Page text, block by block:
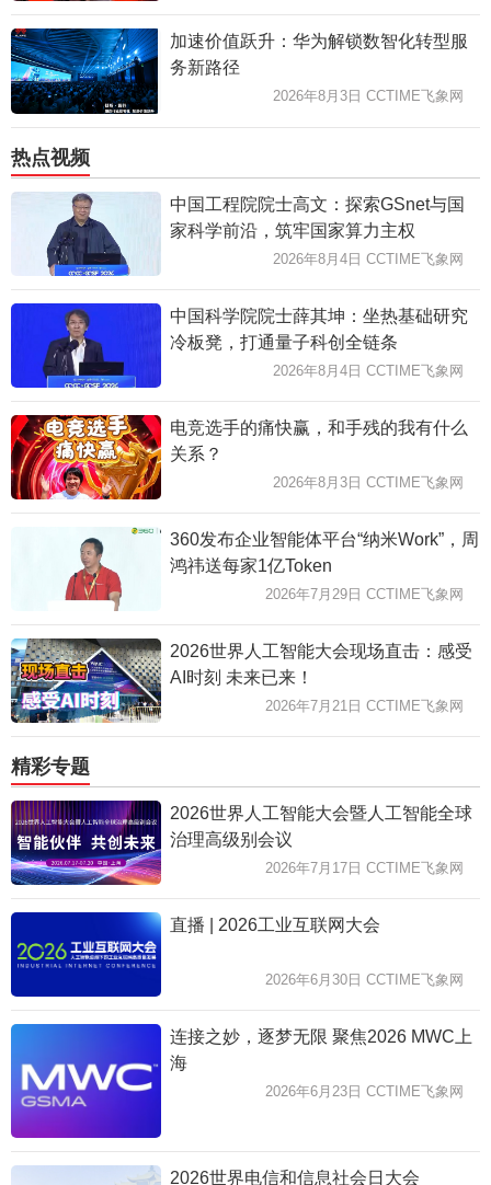
加速价值跃升：华为解锁数智化转型服
务新路径
2026年8月3日 CCTIME飞象网
热点视频
中国工程院院士高文：探索GSnet与国
家科学前沿，筑牢国家算力主权
2026年8月4日 CCTIME飞象网
中国科学院院士薛其坤：坐热基础研究
冷板凳，打通量子科创全链条
2026年8月4日 CCTIME飞象网
电竞选手的痛快赢，和手残的我有什么
关系？
2026年8月3日 CCTIME飞象网
360发布企业智能体平台“纳米Work”，周
鸿祎送每家1亿Token
2026年7月29日 CCTIME飞象网
2026世界人工智能大会现场直击：感受
AI时刻 未来已来！
2026年7月21日 CCTIME飞象网
精彩专题
2026世界人工智能大会暨人工智能全球
治理高级别会议
2026年7月17日 CCTIME飞象网
直播 | 2026工业互联网大会
2026年6月30日 CCTIME飞象网
连接之妙，逐梦无限 聚焦2026 MWC上
海
2026年6月23日 CCTIME飞象网
2026世界电信和信息社会日大会